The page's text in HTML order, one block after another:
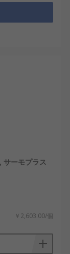
サーモプラス
￥2,603.00/個